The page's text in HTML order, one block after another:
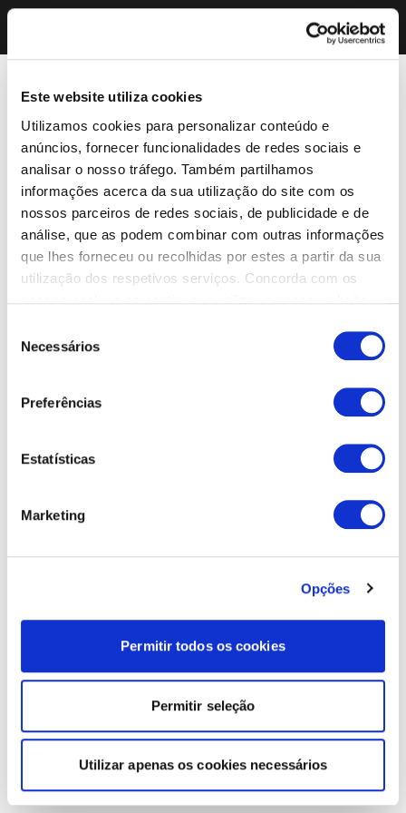
Este website utiliza cookies
Utilizamos cookies para personalizar conteúdo e
anúncios, fornecer funcionalidades de redes sociais e
analisar o nosso tráfego. Também partilhamos
informações acerca da sua utilização do site com os
nossos parceiros de redes sociais, de publicidade e de
análise, que as podem combinar com outras informações
que lhes forneceu ou recolhidas por estes a partir da sua
utilização dos respetivos serviços. Concorda com os
Necessários
Preferências
Estatísticas
Marketing
Opções
Permitir todos os cookies
Permitir seleção
Utilizar apenas os cookies necessários